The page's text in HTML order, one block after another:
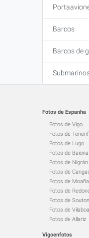
Barcos
Barcos de
Fotos de Espanha
Fotos de Vigo
Fotos de
Fotos de Lugo
Fotos de Baiona
Fotos de Nigrán
Fotos de
Fotos de Moaña
Fotos de
Fotos de
Fotos de Vilaboa
Fotos de Allariz
Vigoenfotos